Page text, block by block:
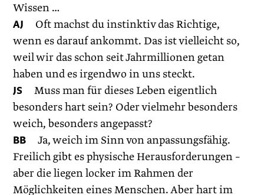
Wissen …
AJ Oft machst du instinktiv das Richtige,
wenn es darauf ankommt. Das ist vielleicht so,
weil wir das schon seit Jahrmillionen getan
haben und es irgendwo in uns steckt.
JS Muss man für dieses Leben eigentlich
besonders hart sein? Oder vielmehr besonders
weich, besonders angepasst?
BB Ja, weich im Sinn von anpassungsfähig.
Freilich gibt es physische Herausforderungen –
aber die liegen locker im Rahmen der
Möglichkeiten eines Menschen. Aber hart im